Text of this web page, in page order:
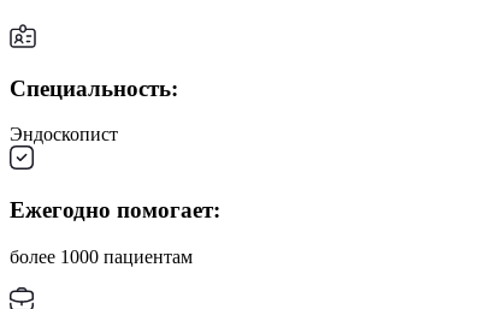
Специальность:
Эндоскопист
Ежегодно помогает:
более 1000 пациентам